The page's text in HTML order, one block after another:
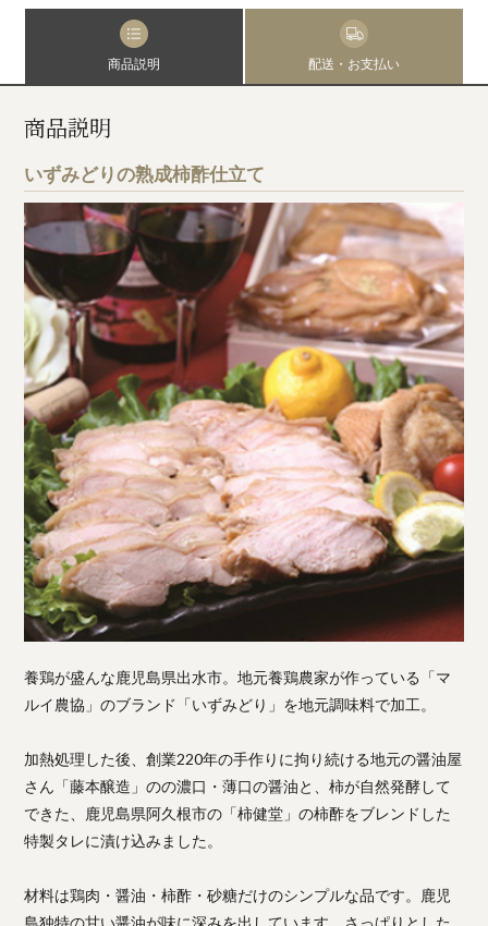
商品説明 配送・お支払い
商品説明
いずみどりの熟成柿酢仕立て
養鶏が盛んな鹿児島県出水市。地元養鶏農家が作っている「マ
ルイ農協」のブランド「いずみどり」を地元調味料で加工。
加熱処理した後、創業220年の手作りに拘り続ける地元の醤油屋
さん「藤本醸造」のの濃口・薄口の醤油と、柿が自然発酵して
できた、鹿児島県阿久根市の「柿健堂」の柿酢をブレンドした
特製タレに漬け込みました。
材料は鶏肉・醤油・柿酢・砂糖だけのシンプルな品です。鹿児